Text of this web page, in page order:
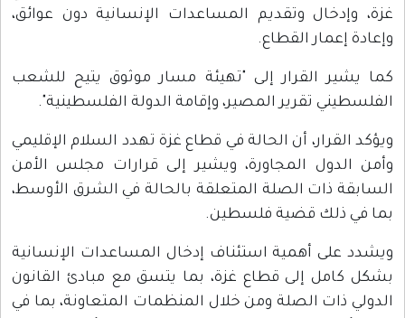
غزة، وإدخال وتقديم المساعدات الإنسانية دون عوائق،
وإعادة إعمار القطاع.
كما يشير القرار إلى "تهيئة مسار موثوق يتيح للشعب
الفلسطيني تقرير المصير، وإقامة الدولة الفلسطينية".
ويؤكد القرار، أن الحالة في قطاع غزة تهدد السلام الإقليمي
وأمن الدول المجاورة، ويشير إلى قرارات مجلس الأمن
السابقة ذات الصلة المتعلقة بالحالة في الشرق الأوسط،
بما في ذلك قضية فلسطين.
ويشدد على أهمية استئناف إدخال المساعدات الإنسانية
بشكل كامل إلى قطاع غزة، بما يتسق مع مبادئ القانون
الدولي ذات الصلة ومن خلال المنظمات المتعاونة، بما في